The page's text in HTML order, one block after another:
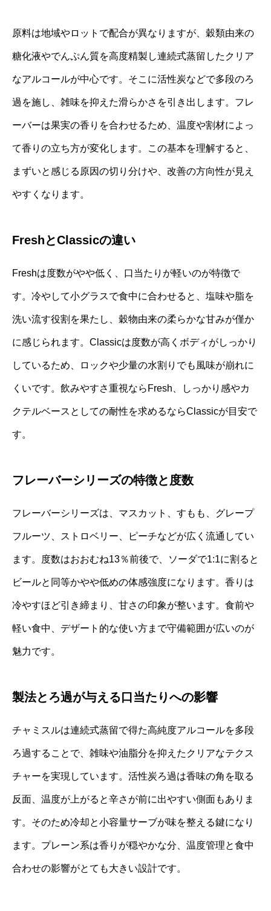
原料は地域やロットで配合が異なりますが、穀類由来の
糖化液やでんぷん質を高度精製し連続式蒸留したクリア
なアルコールが中心です。そこに活性炭などで多段のろ
過を施し、雑味を抑えた滑らかさを引き出します。フレ
ーバーは果実の香りを合わせるため、温度や割材によっ
て香りの立ち方が変化します。この基本を理解すると、
まずいと感じる原因の切り分けや、改善の方向性が見え
やすくなります。
FreshとClassicの違い
Freshは度数がやや低く、口当たりが軽いのが特徴で
す。冷やして小グラスで食中に合わせると、塩味や脂を
洗い流す役割を果たし、穀物由来の柔らかな甘みが僅か
に感じられます。Classicは度数が高くボディがしっかり
しているため、ロックや少量の水割りでも風味が崩れに
くいです。飲みやすさ重視ならFresh、しっかり感やカ
クテルベースとしての耐性を求めるならClassicが目安で
す。
フレーバーシリーズの特徴と度数
フレーバーシリーズは、マスカット、すもも、グレープ
フルーツ、ストロベリー、ピーチなどが広く流通してい
ます。度数はおおむね13％前後で、ソーダで1:1に割ると
ビールと同等かやや低めの体感強度になります。香りは
冷やすほど引き締まり、甘さの印象が整います。食前や
軽い食中、デザート的な使い方まで守備範囲が広いのが
魅力です。
製法とろ過が与える口当たりへの影響
チャミスルは連続式蒸留で得た高純度アルコールを多段
ろ過することで、雑味や油脂分を抑えたクリアなテクス
チャーを実現しています。活性炭ろ過は香味の角を取る
反面、温度が上がると辛さが前に出やすい側面もありま
す。そのため冷却と小容量サーブが味を整える鍵になり
ます。プレーン系は香りが穏やかな分、温度管理と食中
合わせの影響がとても大きい設計です。